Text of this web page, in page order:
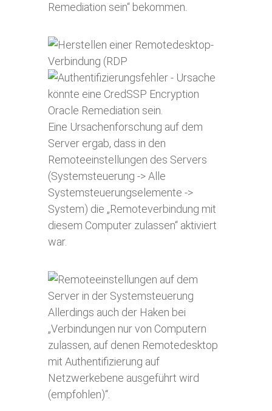
Remediation sein“ bekommen.
Eine Ursachenforschung auf dem
Server ergab, dass in den
Remoteeinstellungen des Servers
(Systemsteuerung -> Alle
Systemsteuerungselemente ->
System) die „Remoteverbindung mit
diesem Computer zulassen“ aktiviert
war.
Allerdings auch der Haken bei
„Verbindungen nur von Computern
zulassen, auf denen Remotedesktop
mit Authentifizierung auf
Netzwerkebene ausgeführt wird
(empfohlen)“.